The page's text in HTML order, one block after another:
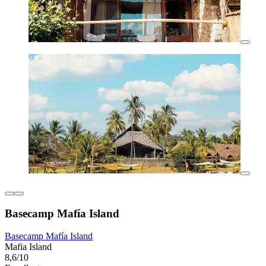
Basecamp Mafía Island
Basecamp Mafía Island
Mafia Island
8,6/10